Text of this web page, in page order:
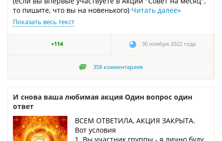
то пишите, что вы на новенького) Читать далее»
Показать весь текст
+114 30 ноября 2022 года
358 комментариев
И снова ваша любимая акция Один вопрос один
ответ
ВСЕМ ОТВЕТИЛА, АКЦИЯ ЗАКРЫТА.
Вот условия